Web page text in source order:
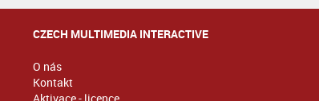
CZECH MULTIMEDIA INTERACTIVE
O nás
Kontakt